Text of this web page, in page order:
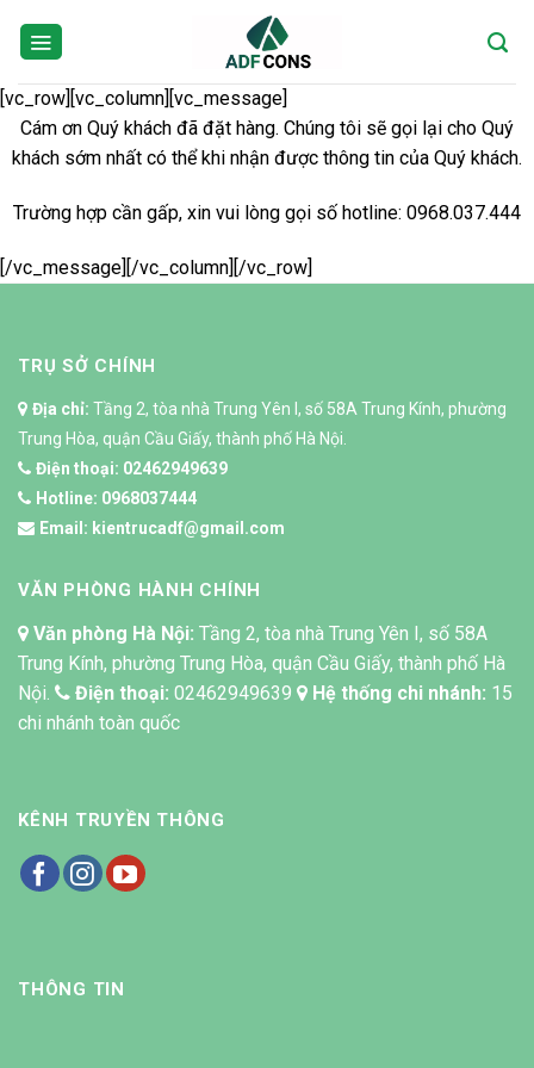
[vc_row][vc_column][vc_message]
Cám ơn Quý khách đã đặt hàng. Chúng tôi sẽ gọi lại cho Quý
khách sớm nhất có thể khi nhận được thông tin của Quý khách.
Trường hợp cần gấp, xin vui lòng gọi số hotline: 0968.037.444
[/vc_message][/vc_column][/vc_row]
TRỤ SỞ CHÍNH
Địa chỉ: Tầng 2, tòa nhà Trung Yên I, số 58A Trung Kính, phường
Trung Hòa, quận Cầu Giấy, thành phố Hà Nội.
Điện thoại: 02462949639
Hotline: 0968037444
Email: kientrucadf@gmail.com
VĂN PHÒNG HÀNH CHÍNH
Văn phòng Hà Nội: Tầng 2, tòa nhà Trung Yên I, số 58A
Trung Kính, phường Trung Hòa, quận Cầu Giấy, thành phố Hà
Nội.
Điện thoại: 02462949639 Hệ thống chi nhánh: 15
chi nhánh toàn quốc
KÊNH TRUYỀN THÔNG
THÔNG TIN